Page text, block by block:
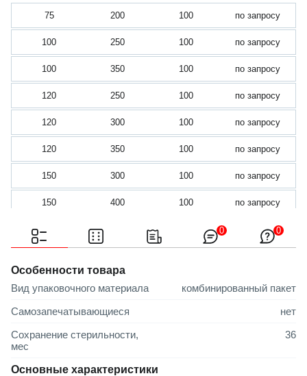
75 200 100 по запросу
100 250 100 по запросу
100 350 100 по запросу
120 250 100 по запросу
120 300 100 по запросу
120 350 100 по запросу
150 300 100 по запросу
150 400 100 по запросу
200 по запросу
по запросу
250 450
250 500
0 0
Особенности товара
Вид упаковочного материала
комбинированный пакет
Самозапечатывающиеся
нет
Сохранение стерильности,
мес
36
Основные характеристики